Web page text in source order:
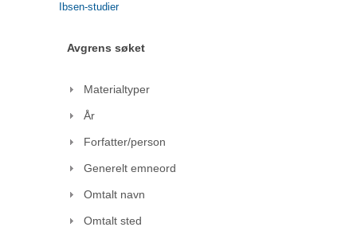
Ibsen-studier
Avgrens søket
Materialtyper
År
Forfatter/person
Generelt emneord
Omtalt navn
Omtalt sted